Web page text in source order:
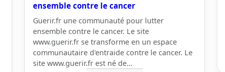
ensemble contre le cancer
Guerir.fr une communauté pour lutter
ensemble contre le cancer. Le site
www.guerir.fr se transforme en un espace
communautaire d'entraide contre le cancer. Le
site www.guerir.fr est né de…